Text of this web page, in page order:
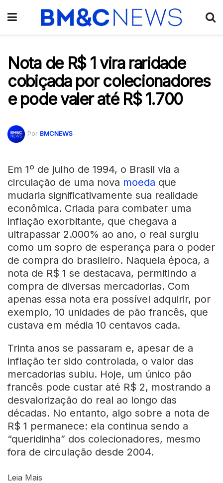
Nota de R$ 1 vira raridade
cobiçada por colecionadores
e pode valer até R$ 1.700
Por BMCNEWS
Em 1º de julho de 1994, o Brasil via a
circulação de uma nova moeda que
mudaria significativamente sua realidade
econômica. Criada para combater uma
inflação exorbitante, que chegava a
ultrapassar 2.000% ao ano, o real surgiu
como um sopro de esperança para o poder
de compra do brasileiro. Naquela época, a
nota de R$ 1 se destacava, permitindo a
compra de diversas mercadorias. Com
apenas essa nota era possível adquirir, por
exemplo, 10 unidades de pão francês, que
custava em média 10 centavos cada.
Trinta anos se passaram e, apesar de a
inflação ter sido controlada, o valor das
mercadorias subiu. Hoje, um único pão
francês pode custar até R$ 2, mostrando a
desvalorização do real ao longo das
décadas. No entanto, algo sobre a nota de
R$ 1 permanece: ela continua sendo a
“queridinha” dos colecionadores, mesmo
fora de circulação desde 2004.
Leia Mais